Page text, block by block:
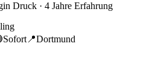
Druck · 4 Jahre Erfahrung
Sofort 📍Dortmund